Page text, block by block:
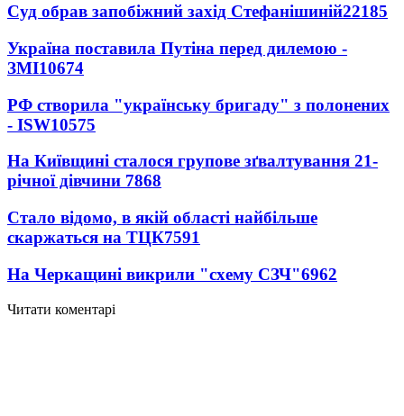
Суд обрав запобіжний захід Стефанішиній22185
Україна поставила Путіна перед дилемою -
ЗМІ10674
РФ створила "українську бригаду" з полонених
- ISW10575
На Київщині сталося групове зґвалтування 21-
річної дівчини 7868
Стало відомо, в якій області найбільше
скаржаться на ТЦК7591
На Черкащині викрили "схему СЗЧ"6962
Читати коментарі